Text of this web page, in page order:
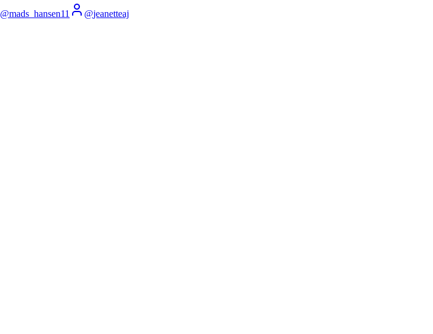
@mads_hansen11 @jeanetteaj